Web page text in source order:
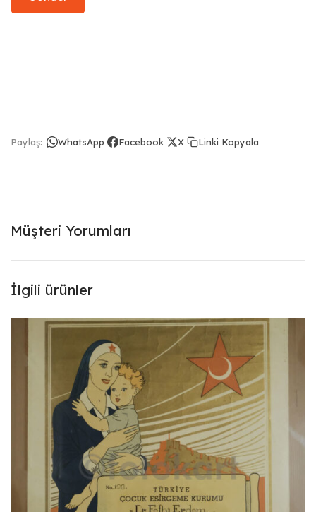
Paylaş: WhatsApp Facebook X Linki Kopyala
Müşteri Yorumları
İlgili ürünler